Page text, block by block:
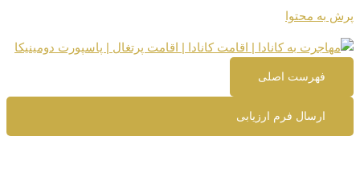
پرش به محتوا
فهرست اصلی
ارسال فرم ارزیابی